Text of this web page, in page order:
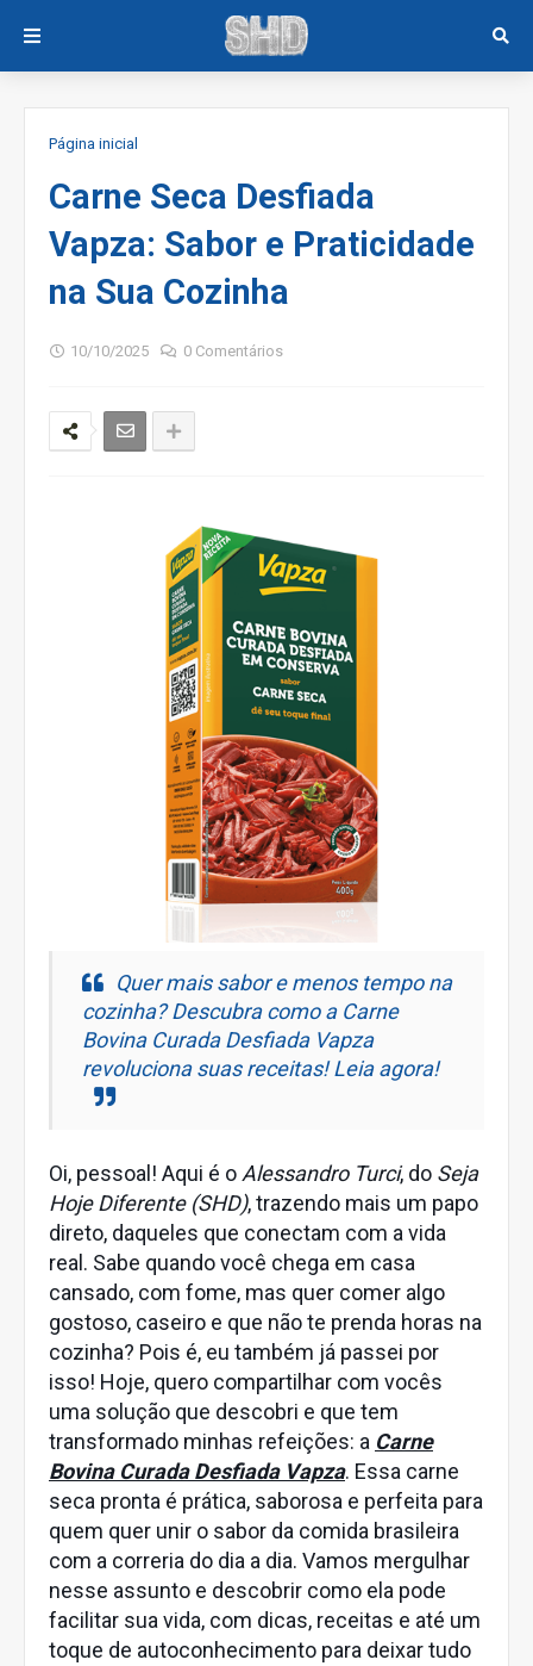
Página inicial
Carne Seca Desfiada
Vapza: Sabor e Praticidade
na Sua Cozinha
10/10/2025 0 Comentários
Quer mais sabor e menos tempo na
cozinha? Descubra como a Carne
Bovina Curada Desfiada Vapza
revoluciona suas receitas! Leia agora!
Oi, pessoal! Aqui é o Alessandro Turci, do Seja
Hoje Diferente (SHD), trazendo mais um papo
direto, daqueles que conectam com a vida
real. Sabe quando você chega em casa
cansado, com fome, mas quer comer algo
gostoso, caseiro e que não te prenda horas na
cozinha? Pois é, eu também já passei por
isso! Hoje, quero compartilhar com vocês
uma solução que descobri e que tem
transformado minhas refeições: a Carne
Bovina Curada Desfiada Vapza. Essa carne
seca pronta é prática, saborosa e perfeita para
quem quer unir o sabor da comida brasileira
com a correria do dia a dia. Vamos mergulhar
nesse assunto e descobrir como ela pode
facilitar sua vida, com dicas, receitas e até um
toque de autoconhecimento para deixar tudo